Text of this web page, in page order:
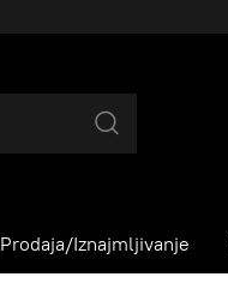
Prodaja/Iznajmljivanje